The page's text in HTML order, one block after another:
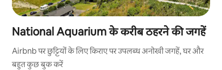
National Aquarium के करीब ठहरने की जगहें
Airbnb पर छुट्टियों के लिए किराए पर उपलब्ध अनोखी जगहें, घर और
बहुत कुछ बुक करें